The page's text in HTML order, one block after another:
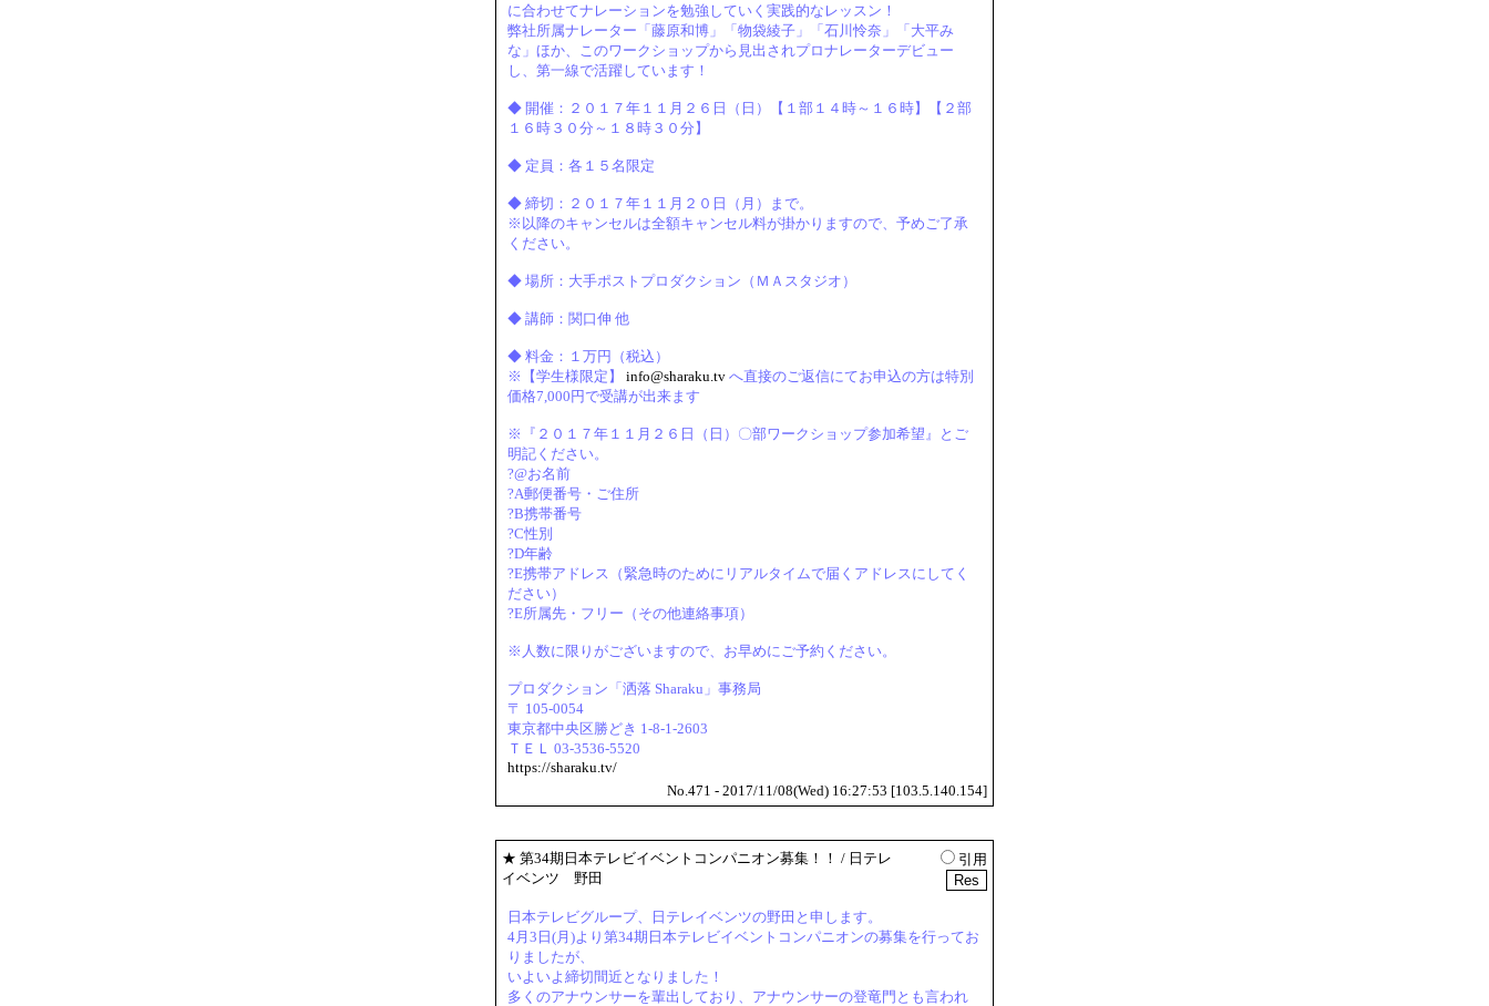
に合わせてナレーションを勉強していく実践的なレッスン！
弊社所属ナレーター「藤原和博」「物袋綾子」「石川怜奈」「大平み
な」ほか、このワークショップから見出されプロナレーターデビュー
し、第一線で活躍しています！
◆ 開催：２０１７年１１月２６日（日）【１部１４時～１６時】【２部
１６時３０分～１８時３０分】
◆ 定員：各１５名限定
◆ 締切：２０１７年１１月２０日（月）まで。
※以降のキャンセルは全額キャンセル料が掛かりますので、予めご了承
ください。
◆ 場所：大手ポストプロダクション（ＭＡスタジオ）
◆ 講師：関口伸 他
◆ 料金：１万円（税込）
※【学生様限定】 info@sharaku.tv へ直接のご返信にてお申込の方は特別
価格7,000円で受講が出来ます
※『２０１７年１１月２６日（日）〇部ワークショップ参加希望』とご
明記ください。
?@お名前
?A郵便番号・ご住所
?B携帯番号
?C性別
?D年齢
?E携帯アドレス（緊急時のためにリアルタイムで届くアドレスにしてく
ださい）
?E所属先・フリー（その他連絡事項）
※人数に限りがございますので、お早めにご予約ください。
プロダクション「洒落 Sharaku」事務局
〒 105-0054
東京都中央区勝どき 1-8-1-2603
ＴＥＬ 03-3536-5520
https://sharaku.tv/
No.471 - 2017/11/08(Wed) 16:27:53 [103.5.140.154]
★ 第34期日本テレビイベントコンパニオン募集！！ / 日テレ
イベンツ 野田
引用
日本テレビグループ、日テレイベンツの野田と申します。
4月3日(月)より第34期日本テレビイベントコンパニオンの募集を行ってお
りましたが、
いよいよ締切間近となりました！
多くのアナウンサーを輩出しており、アナウンサーの登竜門とも言われ